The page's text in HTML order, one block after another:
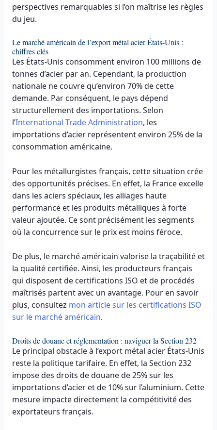
perspectives remarquables si l’on maîtrise les règles
du jeu.
Le marché américain de l’export métal acier États-Unis :
chiffres clés
Les États-Unis consomment environ 100 millions de
tonnes d’acier par an. Cependant, la production
nationale ne couvre qu’environ 70% de cette
demande. Par conséquent, le pays dépend
structurellement des importations. Selon
l’International Trade Administration, les
importations d’acier représentent environ 25% de la
consommation américaine.
Pour les métallurgistes français, cette situation crée
des opportunités précises. En effet, la France excelle
dans les aciers spéciaux, les alliages haute
performance et les produits métalliques à forte
valeur ajoutée. Ce sont précisément les segments
où la concurrence sur le prix est moins féroce.
De plus, le marché américain valorise la traçabilité et
la qualité certifiée. Ainsi, les producteurs français
qui disposent de certifications ISO et de procédés
maîtrisés partent avec un avantage. Pour en savoir
plus, consultez mon article sur les certifications ISO
sur le marché américain.
Droits de douane et réglementation : naviguer la Section 232
Le principal obstacle à l’export métal acier États-Unis
reste la politique tarifaire. En effet, la Section 232
impose des droits de douane de 25% sur les
importations d’acier et de 10% sur l’aluminium. Cette
mesure impacte directement la compétitivité des
exportateurs français.